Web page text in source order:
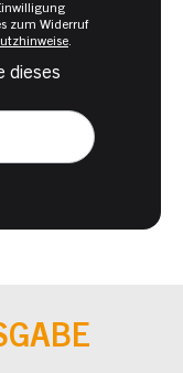
zum Widerruf
.
dieses